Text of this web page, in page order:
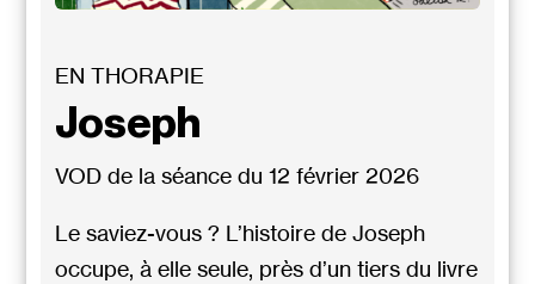
EN THORAPIE
Joseph
VOD de la séance du 12 février 2026
Le saviez-vous ? L’histoire de Joseph
occupe, à elle seule, près d’un tiers du livre